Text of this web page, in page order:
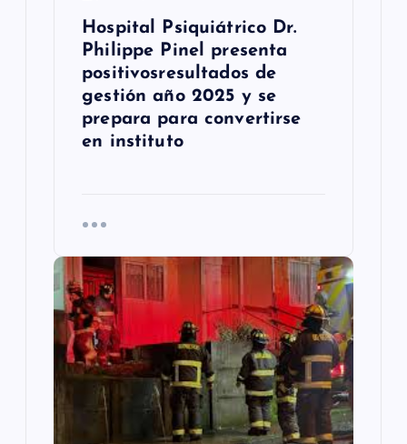
Hospital Psiquiátrico Dr.
Philippe Pinel presenta
positivosresultados de
gestión año 2025 y se
prepara para convertirse
en instituto